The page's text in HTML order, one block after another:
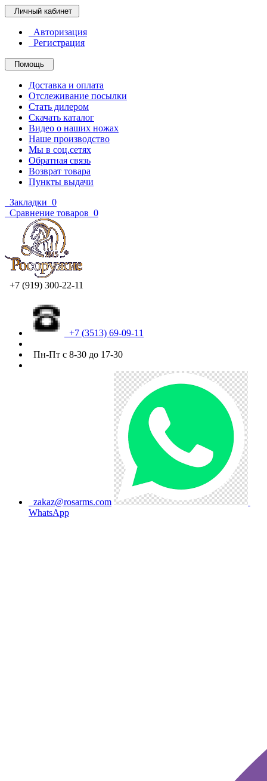
Личный кабинет
Авторизация
Регистрация
Помощь
Доставка и оплата
Отслеживание посылки
Стать дилером
Скачать каталог
Видео о наших ножах
Наше производство
Мы в соц.сетях
Обратная связь
Возврат товара
Пункты выдачи
Закладки 0
Сравнение товаров 0
+7 (919) 300-22-11
+7 (3513) 69-09-11
Пн-Пт с 8-30 до 17-30
zakaz@rosarms.com
WhatsApp